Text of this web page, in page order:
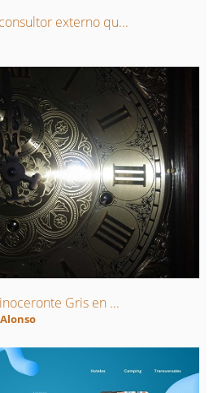
externo qu...
Gris en ...